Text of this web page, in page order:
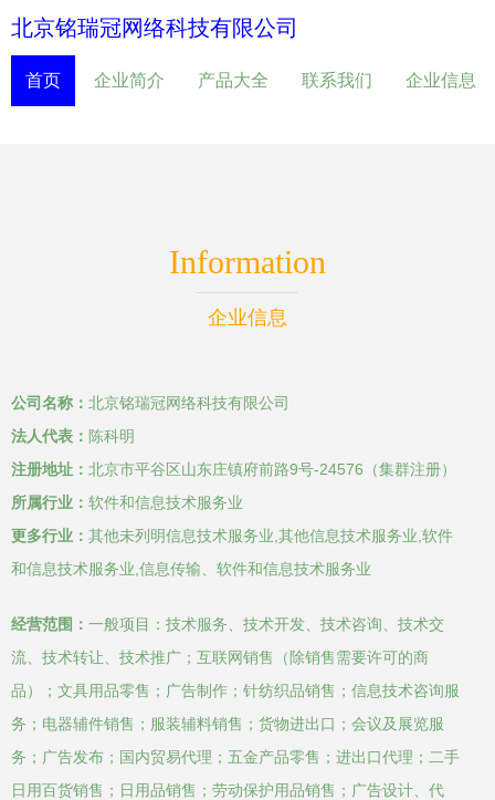
北京铭瑞冠网络科技有限公司
首页 企业简介 产品大全 联系我们 企业信息
Information
企业信息
公司名称： 北京铭瑞冠网络科技有限公司
法人代表： 陈科明
注册地址： 北京市平谷区山东庄镇府前路9号-24576（集群注册）
所属行业： 软件和信息技术服务业
更多行业： 其他未列明信息技术服务业,其他信息技术服务业,软件
和信息技术服务业,信息传输、软件和信息技术服务业
经营范围： 一般项目：技术服务、技术开发、技术咨询、技术交
流、技术转让、技术推广；互联网销售（除销售需要许可的商
品）；文具用品零售；广告制作；针纺织品销售；信息技术咨询服
务；电器辅件销售；服装辅料销售；货物进出口；会议及展览服
务；广告发布；国内贸易代理；五金产品零售；进出口代理；二手
日用百货销售；日用品销售；劳动保护用品销售；广告设计、代